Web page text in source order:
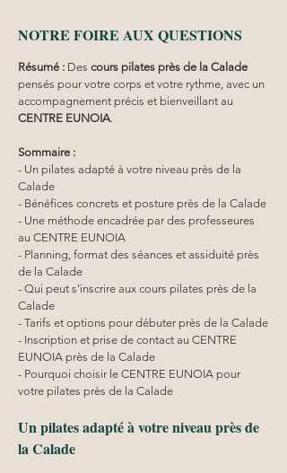
NOTRE FOIRE AUX QUESTIONS
Résumé : Des cours pilates près de la Calade
pensés pour votre corps et votre rythme, avec un
accompagnement précis et bienveillant au
CENTRE EUNOIA.
Sommaire :
- Un pilates adapté à votre niveau près de la
Calade
- Bénéfices concrets et posture près de la Calade
- Une méthode encadrée par des professeures
au CENTRE EUNOIA
- Planning, format des séances et assiduité près
de la Calade
- Qui peut s’inscrire aux cours pilates près de la
Calade
- Tarifs et options pour débuter près de la Calade
- Inscription et prise de contact au CENTRE
EUNOIA près de la Calade
- Pourquoi choisir le CENTRE EUNOIA pour
votre pilates près de la Calade
Un pilates adapté à votre niveau près de
la Calade